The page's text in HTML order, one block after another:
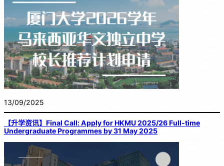
13/09/2025
【升学资讯】Final Call: Apply for HKMU 2025/26 Full-time
Undergraduate Programmes by 31 May 2025